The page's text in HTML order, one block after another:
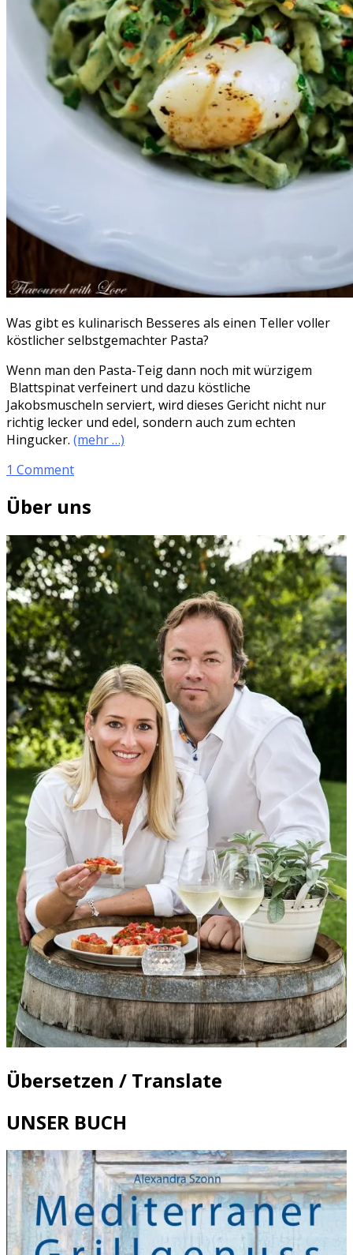
Was gibt es kulinarisch Besseres als einen Teller voller
köstlicher selbstgemachter Pasta?
Wenn man den Pasta-Teig dann noch mit würzigem
Blattspinat verfeinert und dazu köstliche
Jakobsmuscheln serviert, wird dieses Gericht nicht nur
richtig lecker und edel, sondern auch zum echten
Hingucker. (mehr …)
1 Comment
Über uns
Übersetzen / Translate
UNSER BUCH